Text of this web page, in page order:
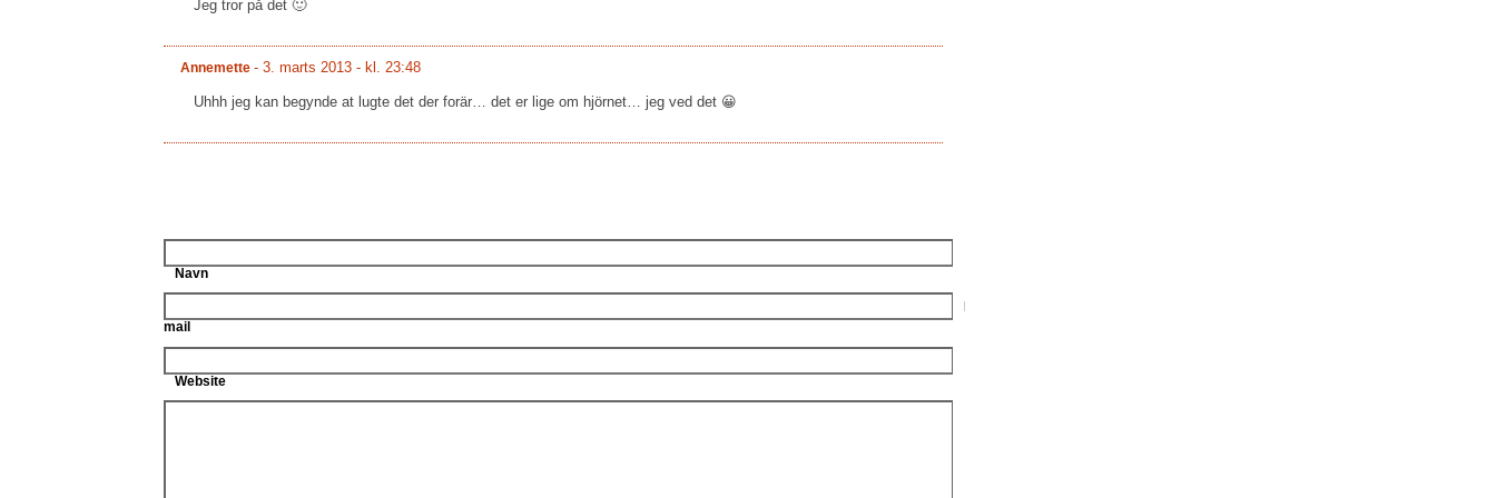
Jeg tror på det 🙂
Annemette - 3. marts 2013 - kl. 23:48
Uhhh jeg kan begynde at lugte det der forär… det er lige om hjörnet… jeg ved det 😀
Navn
mail
Website